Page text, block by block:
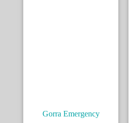
Gorra Emergency